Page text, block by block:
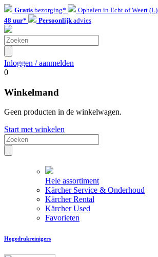
Gratis bezorging* Ophalen in Echt of Weert (L)
48 uur*
Persoonlijkadvies
Inloggen / aanmelden
0
Winkelmand
Geen producten in de winkelwagen.
Start met winkelen
Hele assortiment
Kärcher Service & Onderhoud
Kärcher Rental
Kärcher Used
Favorieten
Hogedrukreinigers